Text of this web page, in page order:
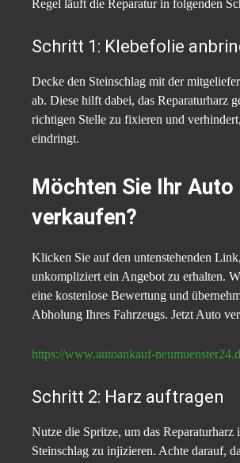
Regel läuft die Reparatur in folgenden
Schritt 1: Klebefolie
Decke den Steinschlag mit der
ab. Diese hilft dabei, das Reparaturharz
richtigen Stelle zu fixieren und
eindringt.
Möchten Sie Ihr Auto
verkaufen?
Klicken Sie auf den untenstehenden
unkompliziert ein Angebot zu erhalten.
eine kostenlose Bewertung und
Abholung Ihres Fahrzeugs. Jetzt Auto
https://www.autoankauf-
Schritt 2: Harz auftragen
Nutze die Spritze, um das Reparaturharz
Steinschlag zu injizieren. Achte darauf,